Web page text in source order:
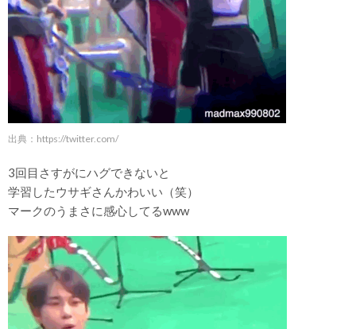
出典： https://twitter.com/
3回目さすがにハグできないと
学習したウサギさんかわいい（笑）
マークのうまさに感心してるwww